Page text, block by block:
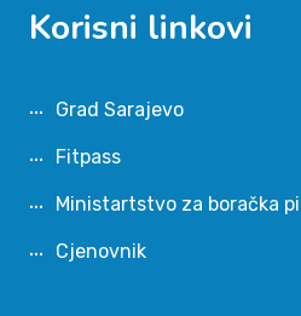
Korisni linkovi
Grad Sarajevo
Fitpass
Ministartstvo za boračka
Cjenovnik